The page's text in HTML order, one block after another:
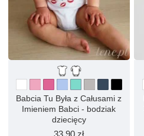
Babcia Tu Była z Całusami z
Imieniem Babci - bodziak
dziecięcy
33,90 zł